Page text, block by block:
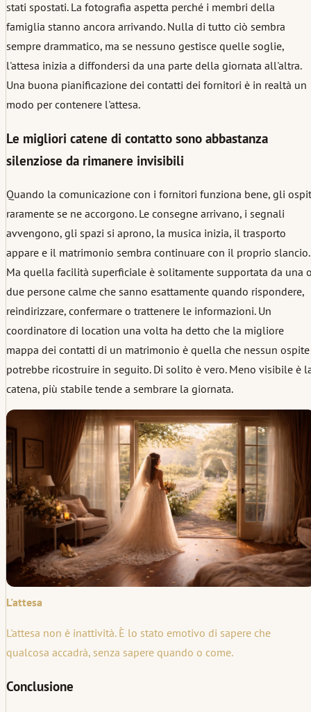
stati spostati. La fotografia aspetta perché i membri della
famiglia stanno ancora arrivando. Nulla di tutto ciò sembra
sempre drammatico, ma se nessuno gestisce quelle soglie,
l'attesa inizia a diffondersi da una parte della giornata all'altra.
Una buona pianificazione dei contatti dei fornitori è in realtà un
modo per contenere l'attesa.
Le migliori catene di contatto sono abbastanza
silenziose da rimanere invisibili
Quando la comunicazione con i fornitori funziona bene, gli
raramente se ne accorgono. Le consegne arrivano, i segnali
avvengono, gli spazi si aprono, la musica inizia, il trasporto
appare e il matrimonio sembra continuare con il proprio slancio.
Ma quella facilità superficiale è solitamente supportata da una
due persone calme che sanno esattamente quando rispondere,
reindirizzare, confermare o trattenere le informazioni. Un
coordinatore di location una volta ha detto che la migliore
mappa dei contatti di un matrimonio è quella che nessun ospite
potrebbe ricostruire in seguito. Di solito è vero. Meno visibile è
catena, più stabile tende a sembrare la giornata.
L'attesa
L'attesa non è inattività. È lo stato emotivo di sapere che
qualcosa accadrà, senza sapere quando o come.
Conclusione